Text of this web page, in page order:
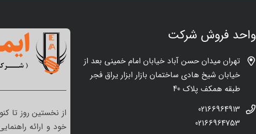
واحد فروش شرکت
تهران میدان حسن آباد خیابان امام خمینی بعد از
خیابان شیخ هادی ساختمان بازار ابزار یراق فجر
طبقه همکف پلاک 40
02166964913
02166964753
از نخستین روز تا
خود و ارائه